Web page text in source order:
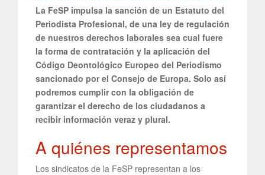
La FeSP impulsa la sanción de un Estatuto del
Periodista Profesional, de una ley de regulación
de nuestros derechos laborales sea cual fuere
la forma de contratación y la aplicación del
Código Deontológico Europeo del Periodismo
sancionado por el Consejo de Europa. Solo así
podremos cumplir con la obligación de
garantizar el derecho de los ciudadanos a
recibir información veraz y plural.
A quiénes representamos
Los sindicatos de la FeSP representan a los